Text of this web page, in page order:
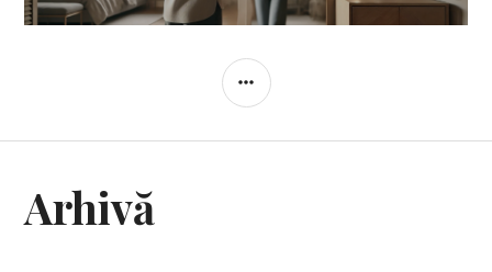
BARĂ
Arhivă